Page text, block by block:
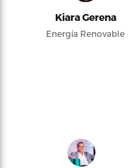
Kiara Gerena
Energía Renovable